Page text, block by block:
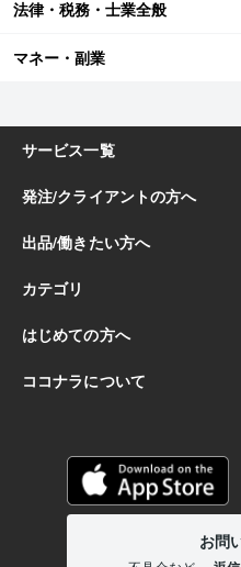
法律・税務・士業全般
マネー・副業